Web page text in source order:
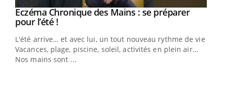
Youtube
Eczéma Chronique des Mains : se préparer
pour l’été !Youtube
L'été arrive… et avec lui, un tout nouveau rythme de vie !
Vacances, plage, piscine, soleil, activités en plein air…
Nos mains sont ...